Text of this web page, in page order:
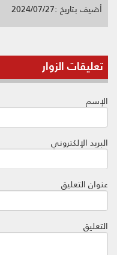
أضيف بتاريخ :2024/07/27
تعليقات الزوار
الإسم
البريد الإلكتروني
عنوان التعليق
التعليق